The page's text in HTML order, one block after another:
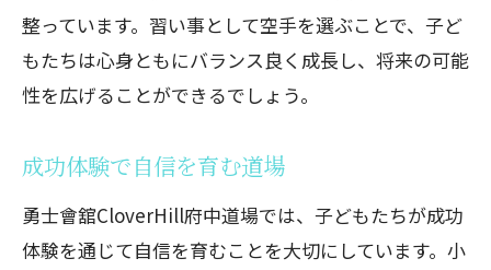
整っています。習い事として空手を選ぶことで、子ど
もたちは心身ともにバランス良く成長し、将来の可能
性を広げることができるでしょう。
成功体験で自信を育む道場
勇士會舘CloverHill府中道場では、子どもたちが成功
体験を通じて自信を育むことを大切にしています。小